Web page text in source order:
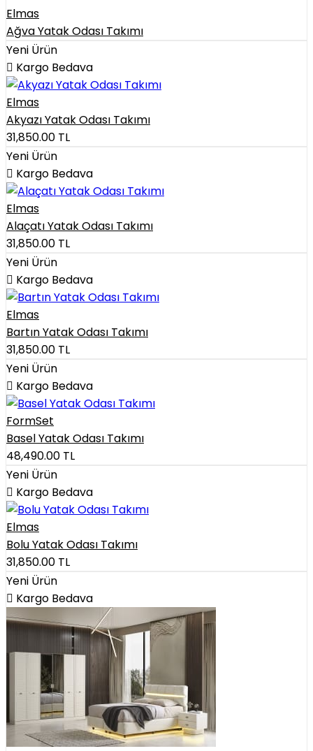
Elmas
Ağva Yatak Odası Takımı
Yeni Ürün
Kargo Bedava
Elmas
Akyazı Yatak Odası Takımı
31,850.00 TL
Yeni Ürün
Kargo Bedava
Elmas
Alaçatı Yatak Odası Takımı
31,850.00 TL
Yeni Ürün
Kargo Bedava
Elmas
Bartın Yatak Odası Takımı
31,850.00 TL
Yeni Ürün
Kargo Bedava
FormSet
Basel Yatak Odası Takımı
48,490.00 TL
Yeni Ürün
Kargo Bedava
Elmas
Bolu Yatak Odası Takımı
31,850.00 TL
Yeni Ürün
Kargo Bedava